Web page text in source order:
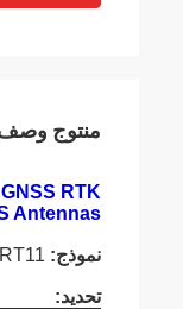
منتوج
RTK
Antennas
نموذج:
تحديد: